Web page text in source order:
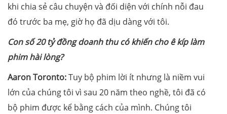
khi chia sẻ câu chuyện và đối diện với chính nỗi đau
đó trước ba mẹ, giờ họ đã dịu dàng với tôi.
Con số 20 tỷ đồng doanh thu có khiến cho ê kíp làm
phim hài lòng?
Aaron Toronto:Tuy bộ phim lời ít nhưng là niềm vui
lớn của chúng tôi vì sau 20 năm theo nghề, tôi đã có
bộ phim được kể bằng cách của mình. Chúng tôi